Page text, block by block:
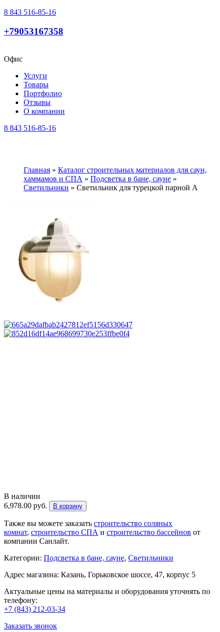
8 843 516-85-16
+79053167358
Офис
Услуги
Товары
Портфолио
Отзывы
О компании
8 843 516-85-16
Главная » Каталог строительных материалов для саун,
хаммамов и СПА » Подсветка в бане, сауне »
Светильники » Светильник для турецкой парной А
В наличии
6,978.00 руб. В корзину
Также вы можете заказать строительство соляных
комнат, строительство СПА и строительство бассейнов от
компании Санлайт.
Категории: Подсветка в бане, сауне, Светильники
Адрес магазина: Казань, Горьковское шоссе, 47, корпус 5
Актуальные цены на материалы и оборудования уточнять по
телефону:
+7 (843) 212-03-34
Заказать звонок